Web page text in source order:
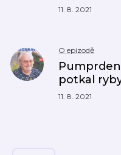
11. 8. 2021
O epizodě
potkal
11. 8. 2021